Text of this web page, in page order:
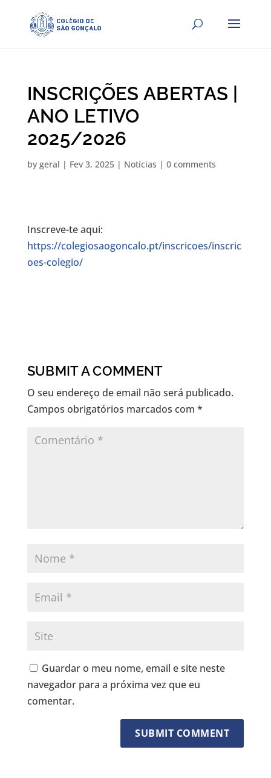
INSCRIÇÕES ABERTAS |
ANO LETIVO
2025/2026
by geral | Fev 3, 2025| Notícias | 0 comments
Inscreve-te aqui:
https://colegiosaogoncalo.pt/inscricoes/inscric
oes-colegio/
SUBMIT A COMMENT
O seu endereço de email não será publicado.
Campos obrigatórios marcados com *
Guardar o meu nome, email e site neste
navegador para a próxima vez que eu
comentar.